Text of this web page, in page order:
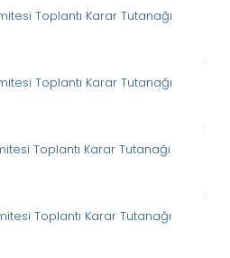
Toplantı Karar Tutanağı
Toplantı Karar Tutanağı
Toplantı Karar Tutanağı
Toplantı Karar Tutanağı